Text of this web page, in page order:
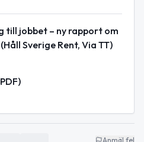
till jobbet – ny rapport om
Sverige Rent, Via TT)
Anmäl fel